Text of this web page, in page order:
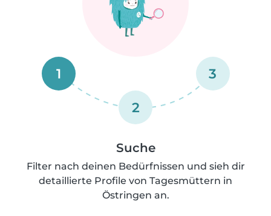
1
2
3
Suche
Filter nach deinen Bedürfnissen und sieh dir
detaillierte Profile von Tagesmüttern in
Östringen an.